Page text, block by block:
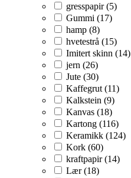
gresspapir (5)
Gummi (17)
hamp (8)
hvetestrå (15)
Imitert skinn (14)
jern (26)
Jute (30)
Kaffegrut (11)
Kalkstein (9)
Kanvas (18)
Kartong (116)
Keramikk (124)
Kork (60)
kraftpapir (14)
Lær (18)